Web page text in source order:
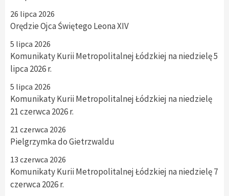
26 lipca 2026
Orędzie Ojca Świętego Leona XIV
5 lipca 2026
Komunikaty Kurii Metropolitalnej Łódzkiej na niedzielę 5
lipca 2026 r.
5 lipca 2026
Komunikaty Kurii Metropolitalnej Łódzkiej na niedzielę
21 czerwca 2026 r.
21 czerwca 2026
Pielgrzymka do Gietrzwaldu
13 czerwca 2026
Komunikaty Kurii Metropolitalnej Łódzkiej na niedzielę 7
czerwca 2026 r.